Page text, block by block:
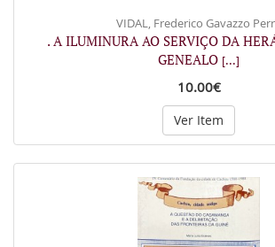
VIDAL, Frederico Gavazzo
. A ILUMINURA AO SERVIÇO DA
GENEALO [...]
10.00€
Ver Item